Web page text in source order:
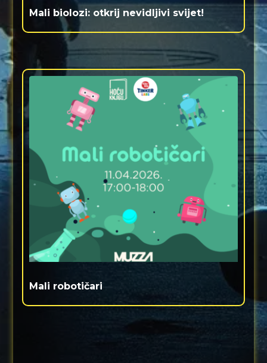
Mali biolozi: otkrij nevidljivi svijet!
Mali robotičari